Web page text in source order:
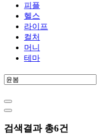
피플
헬스
라이프
컬처
머니
테마
검색결과 총6건